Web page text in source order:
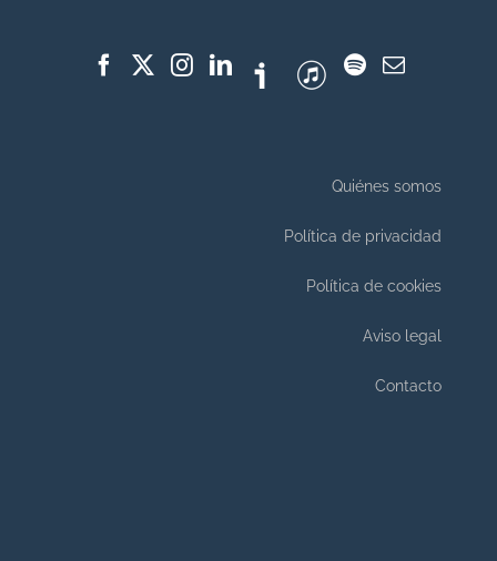
Quiénes somos
Política de privacidad
Política de cookies
Aviso legal
Contacto